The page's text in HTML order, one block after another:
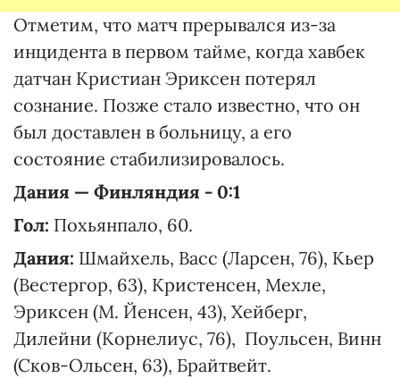
Отметим, что матч прерывался из-за
инцидента в первом тайме, когда хавбек
датчан Кристиан Эриксен потерял
сознание. Позже стало известно, что он
был доставлен в больницу, а его
состояние стабилизировалось.
Дания — Финляндия - 0:1
Гол: Похьянпало, 60.
Дания: Шмайхель, Васс (Ларсен, 76), Кьер
(Вестергор, 63), Кристенсен, Мехле,
Эриксен (М. Йенсен, 43), Хейберг,
Дилейни (Корнелиус, 76), Поульсен, Винн
(Сков-Ольсен, 63), Брайтвейт.